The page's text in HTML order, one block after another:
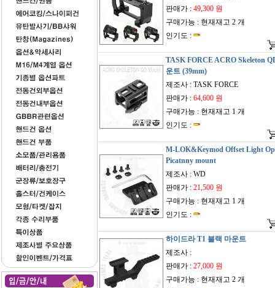
판매가 : 49,300 원
구매가능 : 현재재고 2 개
인기도 :
TASK FORCE ACRO Skeleton
운트 (39mm)
제조사 : TASK FORCE
판매가 : 64,600 원
구매가능 : 현재재고 1 개
인기도 :
M-LOK&Keymod Offset Light
Picatnny mount
제조사 : WD
판매가 : 21,500 원
구매가능 : 현재재고 1 개
인기도 :
하이드라 T1 블랙 마운트
제조사 :
판매가 : 27,000 원
구매가능 : 현재재고 2 개